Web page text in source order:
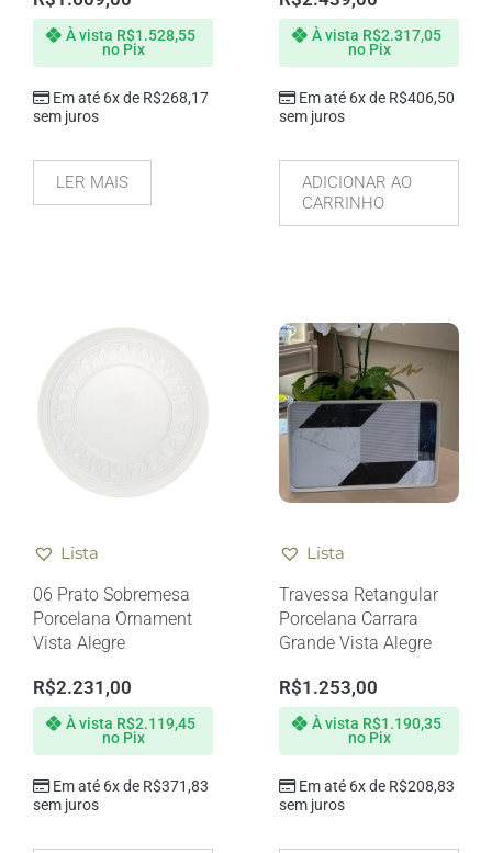
Em até 6x de R$268,17
sem juros
À vista R$1.528,55
no Pix
LER MAIS
Em até 6x de R$406,50
sem juros
À vista R$2.317,05
no Pix
ADICIONAR AO
CARRINHO
Lista
06 Prato Sobremesa
Porcelana Ornament
Vista Alegre
R$2.231,00
Em até 6x de R$371,83
sem juros
À vista R$2.119,45
no Pix
Lista
Travessa Retangular
Porcelana Carrara
Grande Vista Alegre
R$1.253,00
Em até 6x de R$208,83
sem juros
À vista R$1.190,35
no Pix